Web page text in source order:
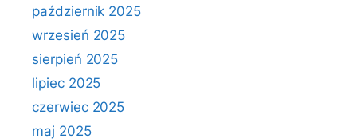
październik 2025
wrzesień 2025
sierpień 2025
lipiec 2025
czerwiec 2025
maj 2025